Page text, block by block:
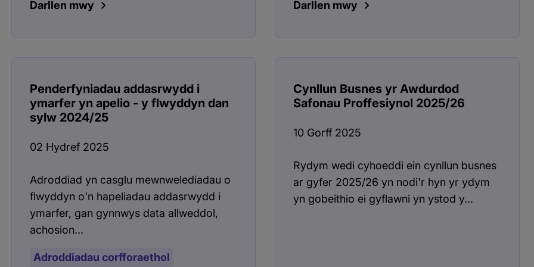
Darllen mwy Darllen mwy
Penderfyniadau addasrwydd i
ymarfer yn apelio - y flwyddyn dan
sylw 2024/25
02 Hydref 2025
Adroddiad yn casglu mewnwelediadau o
flwyddyn o'n hapeliadau addasrwydd i
ymarfer, gan gynnwys data allweddol,
achosion...
Adroddiadau corfforaethol
Cynllun Busnes yr Awdurdod
Safonau Proffesiynol 2025/26
10 Gorff 2025
Rydym wedi cyhoeddi ein cynllun busnes
ar gyfer 2025/26 yn nodi'r hyn yr ydym
yn gobeithio ei gyflawni yn ystod y...